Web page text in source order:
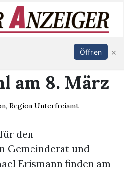
Abonnieren Anmelden
am 8. März
,Region Unterfreiamt
den
Gemeinderat und
Erismann finden am
Öffnen ×